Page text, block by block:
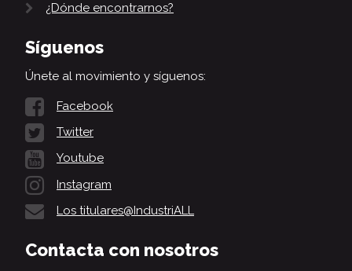
¿Dónde encontrarnos?
Síguenos
Únete al movimiento y síguenos:
Facebook
Twitter
Youtube
Instagram
Los titulares@IndustriALL
Contacta con nosotros